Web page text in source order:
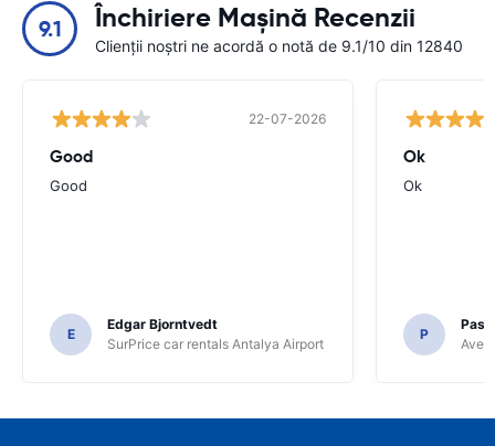
9.1 Închiriere Mașină Recenzii
Clienții noștri ne acordă o notă de 9.1/10 din 12840
22-07-2026
Good
Good
E
Edgar Bjorntvedt
SurPrice car rentals Antalya Airport
Ok
Ok
P
Avec